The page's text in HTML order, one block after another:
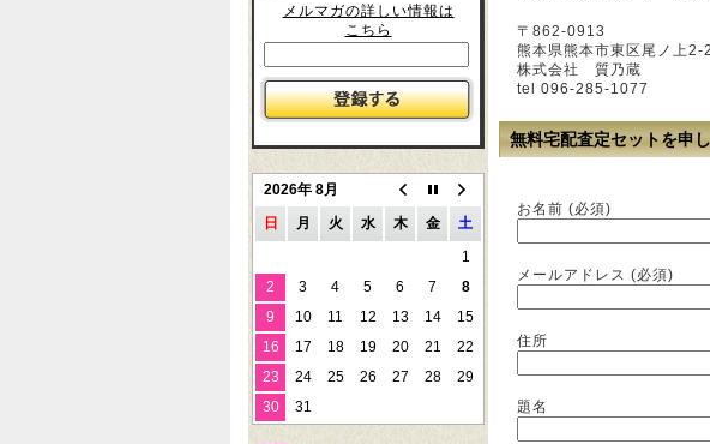
〒862-0913
熊本県熊本市東区尾ノ上2-
株式会社 質乃蔵
tel 096-285-1077
無料宅配査定セットを申
お名前 (必須)
メールアドレス (必須)
住所
題名
メルマガの詳しい情報は
こちら
2026年 8月
日
月 火 水 木 金
土
1
2
3 4 5 6 7
8
9
10 11 12 13 14
15
16
17 18 19 20 21
22
23
24 25 26 27 28
29
30
31